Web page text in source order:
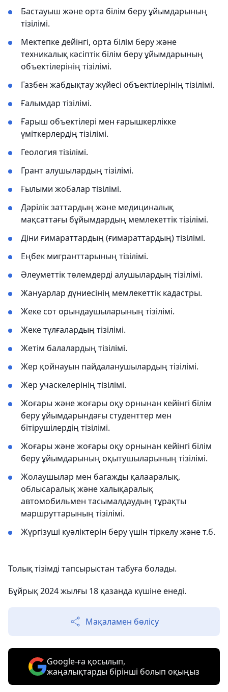
Бастауыш және орта білім беру ұйымдарының
тізілімі.
Мектепке дейінгі, орта білім беру және
техникалық кәсіптік білім беру ұйымдарының
объектілерінің тізілімі.
Газбен жабдықтау жүйесі объектілерінің тізілімі.
Ғалымдар тізілімі.
Ғарыш объектілері мен ғарышкерлікке
үміткерлердің тізілімі.
Геология тізілімі.
Грант алушылардың тізілімі.
Ғылыми жобалар тізілімі.
Дәрілік заттардың және медициналық
мақсаттағы бұйымдардың мемлекеттік тізілімі.
Діни ғимараттардың (ғимараттардың) тізілімі.
Еңбек мигранттарының тізілімі.
Әлеуметтік төлемдерді алушылардың тізілімі.
Жануарлар дүниесінің мемлекеттік кадастры.
Жеке сот орындаушыларының тізілімі.
Жеке тұлғалардың тізілімі.
Жетім балалардың тізілімі.
Жер қойнауын пайдаланушылардың тізілімі.
Жер учаскелерінің тізілімі.
Жоғары және жоғары оқу орнынан кейінгі білім
беру ұйымдарындағы студенттер мен
бітірушілердің тізілімі.
Жоғары және жоғары оқу орнынан кейінгі білім
беру ұйымдарының оқытушыларының тізілімі.
Жолаушылар мен багажды қалааралық,
облысаралық және халықаралық
автомобильмен тасымалдаудың тұрақты
маршруттарының тізілімі.
Жүргізуші куәліктерін беру үшін тіркелу және т.б.
Толық тізімді тапсырыстан табуға болады.
Бұйрық 2024 жылғы 18 қазанда күшіне енеді.
Мақаламен бөлісу
Google-ға қосылып,
жаңалықтарды бірінші болып оқыңыз